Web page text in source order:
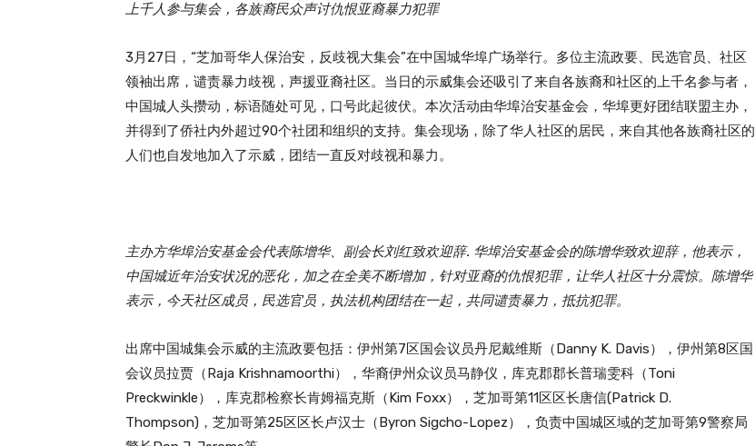
上千人参与集会，各族裔民众声讨仇恨亚裔暴力犯罪
3月27日，“芝加哥华人保治安，反歧视大集会”在中国城华埠广场举行。多位主流政要、民选官员、社区
领袖出席，谴责暴力歧视，声援亚裔社区。当日的示威集会还吸引了来自各族裔和社区的上千名参与者，
中国城人头攒动，标语随处可见，口号此起彼伏。本次活动由华埠治安基金会，华埠更好团结联盟主办，
并得到了侨社内外超过90个社团和组织的支持。集会现场，除了华人社区的居民，来自其他各族裔社区的
人们也自发地加入了示威，团结一直反对歧视和暴力。
主办方华埠治安基金会代表陈增华、副会长刘红致欢迎辞. 华埠治安基金会的陈增华致欢迎辞，他表示，
中国城近年治安状况的恶化，加之在全美不断增加，针对亚裔的仇恨犯罪，让华人社区十分震惊。陈增华
表示，今天社区成员，民选官员，执法机构团结在一起，共同谴责暴力，抵抗犯罪。
出席中国城集会示威的主流政要包括：伊州第7区国会议员丹尼戴维斯（Danny K. Davis），伊州第8区国
会议员拉贾（Raja Krishnamoorthi），华裔伊州众议员马静仪，库克郡郡长普瑞雯科（Toni
Preckwinkle），库克郡检察长肯姆福克斯（Kim Foxx），芝加哥第11区区长唐信(Patrick D.
Thompson)，芝加哥第25区区长卢汉士（Byron Sigcho-Lopez），负责中国城区域的芝加哥第9警察局